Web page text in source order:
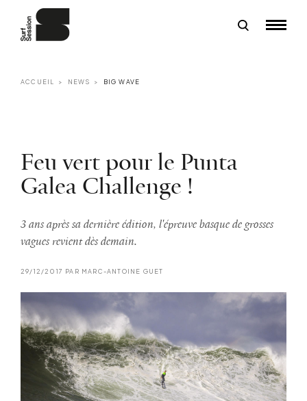
ACCUEIL NEWS BIG WAVE
Feu vert pour le Punta
Galea Challenge !
3 ans après sa dernière édition, l'épreuve basque de grosses
vagues revient dès demain.
29/12/2017 PAR MARC-ANTOINE GUET